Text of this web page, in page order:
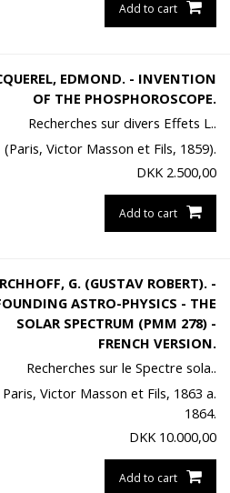
Add to cart
EDMOND. - INVENTION
OF THE PHOSPHOROSCOPE.
Recherches sur divers Effets L..
(Paris, Victor Masson et Fils, 1859).
DKK 2.500,00
Add to cart
G. (GUSTAV ROBERT). -
ASTRO-PHYSICS - THE
SOLAR SPECTRUM (PMM 278) -
FRENCH VERSION.
Recherches sur le Spectre sola..
Paris, Victor Masson et Fils, 1863 a.
1864.
DKK 10.000,00
Add to cart